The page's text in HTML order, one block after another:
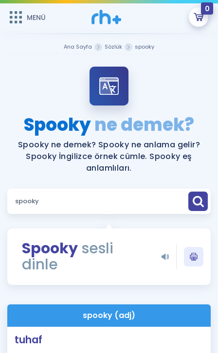
MENÜ
0
Şifremi Hatırlamıyorum
ÜYE DEĞİLİM
Sepetin Şu An Boş.
Remzi Hoca ile seni sınava hazırlayacak onlarca eğitim seni
bekliyor!
MENÜ
Katılımcı Görüşleri
Faydalı Araçlar
Sözlük
Rehberlik Aracı
ÖSYM Sınav Takvimi
İngilizce Gramer
Hakkımızda
Ana Sayfa Sözlük spooky
Spookyne demek?
Spooky ne demek? Spooky ne anlama gelir?
Spooky İngilizce örnek cümle. Spooky eş
anlamlıları.
Spooky sesli
dinle
spooky (adj)
tuhaf